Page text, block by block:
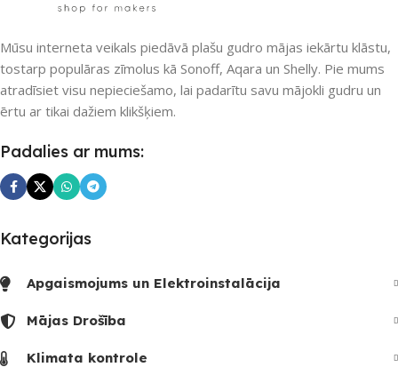
Mūsu interneta veikals piedāvā plašu gudro mājas iekārtu klāstu,
tostarp populāras zīmolus kā Sonoff, Aqara un Shelly. Pie mums
atradīsiet visu nepieciešamo, lai padarītu savu mājokli gudru un
ērtu ar tikai dažiem klikšķiem.
Padalies ar mums:
Kategorijas
Apgaismojums un Elektroinstalācija
Mājas Drošība
Klimata kontrole